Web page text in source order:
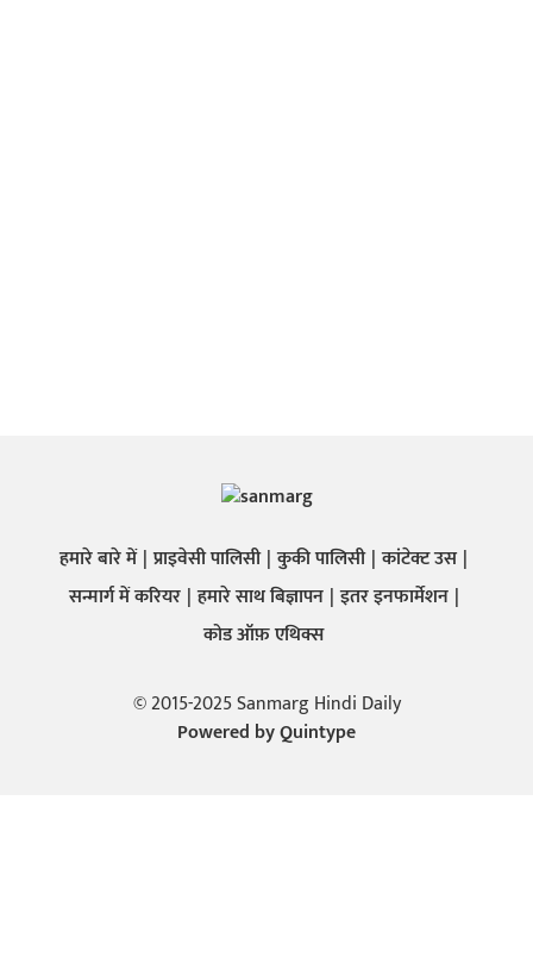
हमारे बारे में प्राइवेसी पालिसी कुकी पालिसी कांटेक्ट उस
सन्मार्ग में करियर हमारे साथ बिज्ञापन इतर इनफार्मेशन
कोड ऑफ़ एथिक्स
© 2015-2025 Sanmarg Hindi Daily
Powered byQuintype